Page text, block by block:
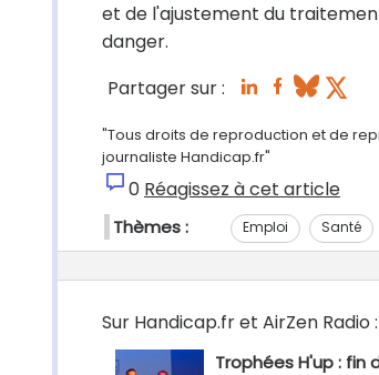
et de l'ajustement du
danger.
Partager sur :
"Tous droits de reproduction et de
journaliste Handicap.fr"
0 Réagissez à cet article
Thèmes : Emploi Santé
Sur Handicap.fr et AirZen Radio :
Trophées H'up : fin